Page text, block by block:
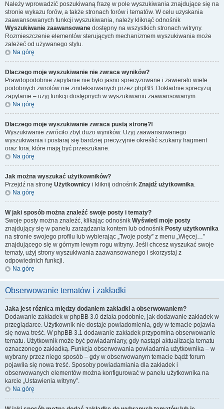
Należy wprowadzić poszukiwaną frazę w pole wyszukiwania znajdujące się na
stronie wykazu forów, a także stronach forów i tematów. W celu uzyskania
zaawansowanych funkcji wyszukiwania, należy kliknąć odnośnik
Wyszukiwanie zaawansowane dostępny na wszystkich stronach witryny.
Rozmieszczenie elementów sterujących mechanizmem wyszukiwania może
zależeć od używanego stylu.
Na górę
Dlaczego moje wyszukiwanie nie zwraca wyników?
Prawdopodobnie zapytanie nie było jasno sprecyzowane i zawierało wiele
podobnych zwrotów nie zindeksowanych przez phpBB. Dokładnie sprecyzuj
zapytanie – użyj funkcji dostępnych w wyszukiwaniu zaawansowanym.
Na górę
Dlaczego moje wyszukiwanie zwraca pustą stronę?!
Wyszukiwanie zwróciło zbyt dużo wyników. Użyj zaawansowanego
wyszukiwania i postaraj się bardziej precyzyjnie określić szukany fragment
oraz fora, które mają być przeszukane.
Na górę
Jak można wyszukać użytkowników?
Przejdź na stronę Użytkownicy i kliknij odnośnik Znajdź użytkownika.
Na górę
W jaki sposób można znaleźć swoje posty i tematy?
Swoje posty można znaleźć, klikając odnośnik Wyświetl moje posty
znajdujący się w panelu zarządzania kontem lub odnośnik Posty użytkownika
na stronie swojego profilu lub wybierając „Twoje posty” z menu „Więcej…”
znajdującego się w górnym lewym rogu witryny. Jeśli chcesz wyszukać swoje
tematy, użyj strony wyszukiwania zaawansowanego i skorzystaj z
odpowiednich funkcji.
Na górę
Obserwowanie tematów i zakładki
Jaka jest różnica między dodaniem zakładki a obserwowaniem?
Dodawanie zakładek w phpBB 3.0 działa podobnie, jak dodawanie zakładek w
przeglądarce. Użytkownik nie dostaje powiadomienia, gdy w temacie pojawia
się nowa treść. W phpBB 3.1 dodawanie zakładek przypomina obserwowanie
tematu. Użytkownik może być powiadamiany, gdy nastąpi aktualizacja tematu
oznaczonego zakładką. Funkcja obserwowania powiadamia użytkownika – w
wybrany przez niego sposób – gdy w obserwowanym temacie bądź forum
pojawiła się nowa treść. Sposoby powiadamiania dla zakładek i
obserwowanych elementów można konfigurować w panelu użytkownika na
karcie „Ustawienia witryny”.
Na górę